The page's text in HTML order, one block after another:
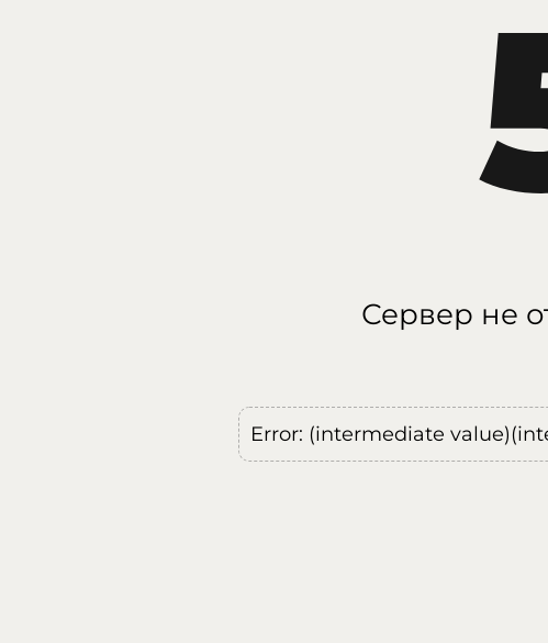
Сервер не
Error: (intermediate